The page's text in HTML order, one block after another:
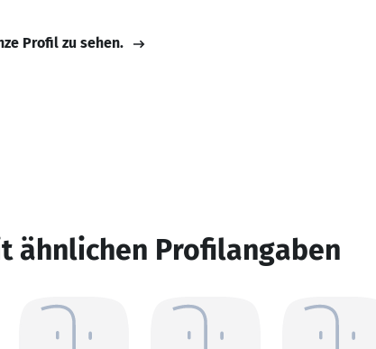
Profil zu sehen.
ähnlichen Profilangaben